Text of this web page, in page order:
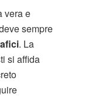
vera e
sempre
. La
si affida